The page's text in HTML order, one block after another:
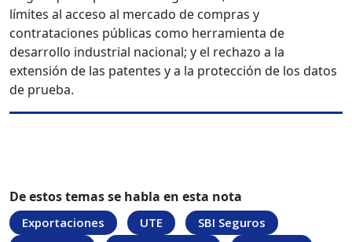
límites al acceso al mercado de compras y
contrataciones públicas como herramienta de
desarrollo industrial nacional; y el rechazo a la
extensión de las patentes y a la protección de los datos
de prueba.
De estos temas se habla en esta nota
Exportaciones UTE
SBI Seguros